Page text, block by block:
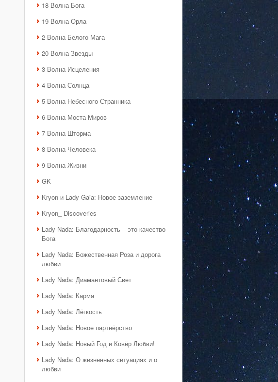
18 Волна Бога
19 Волна Орла
2 Волна Белого Мага
20 Волна Звезды
3 Волна Исцеления
4 Волна Солнца
5 Волна Небесного Странника
6 Волна Моста Миров
7 Волна Шторма
8 Волна Человека
9 Волна Жизни
GK
Kryon и Lady Gaia: Новое заземление
Kryon_ Discoveries
Lady Nada: Благодарность – это качество
Бога
Lady Nada: Божественная Роза и дорога
любви
Lady Nada: Диамантовый Свет
Lady Nada: Карма
Lady Nada: Лёгкость
Lady Nada: Новое партнёрство
Lady Nada: Новый Год и Ковёр Любви!
Lady Nada: О жизненных ситуациях и о
любви